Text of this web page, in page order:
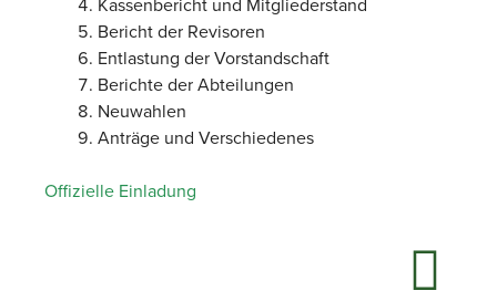
Bericht der Revisoren
Entlastung der Vorstandschaft
Berichte der Abteilungen
Neuwahlen
Anträge und Verschiedenes
Offizielle Einladung